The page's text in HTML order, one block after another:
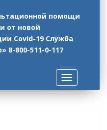
помощи
от новой
Covid-19 Служба
8-800-511-0-117
Toggle
navigation